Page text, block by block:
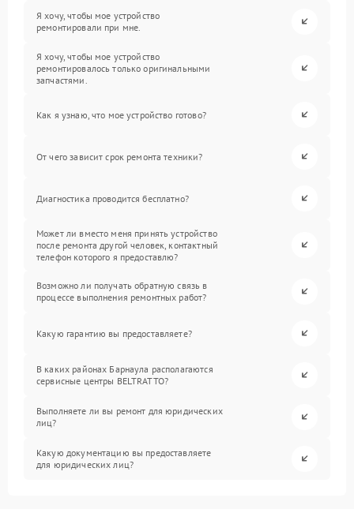
Я хочу, чтобы мое устройство
ремонтировали при мне.
Я хочу, чтобы мое устройство
ремонтировалось только оригинальными
запчастями.
Как я узнаю, что мое устройство готово?
От чего зависит срок ремонта техники?
Диагностика проводится бесплатно?
Может ли вместо меня принять устройство
после ремонта другой человек, контактный
телефон которого я предоставлю?
Возможно ли получать обратную связь в
процессе выполнения ремонтных работ?
Какую гарантию вы предоставляете?
В каких районах Барнаула располагаются
сервисные центры BELTRATTO?
Выполняете ли вы ремонт для юридических
лиц?
Какую документацию вы предоставляете
для юридических лиц?